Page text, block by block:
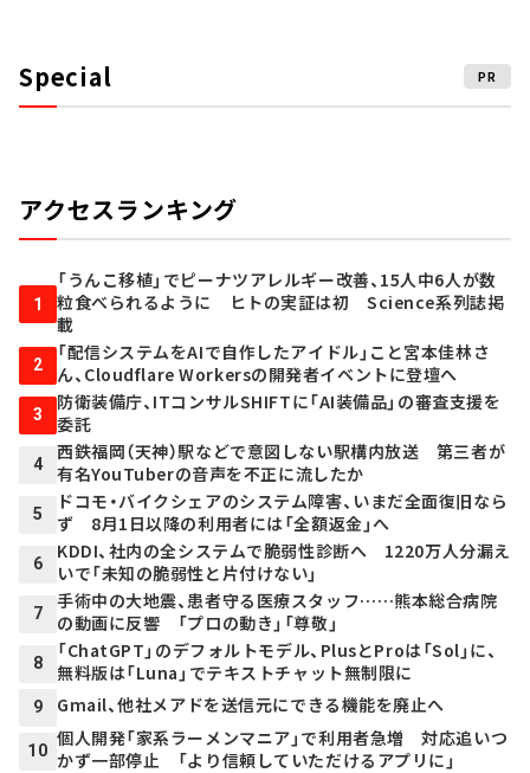
Special PR
アクセスランキング
1
「うんこ移植」でピーナツアレルギー改善、15人中6人が数
粒食べられるように ヒトの実証は初 Science系列誌掲
載
2
「配信システムをAIで自作したアイドル」こと宮本佳林さ
ん、Cloudflare Workersの開発者イベントに登壇へ
3
防衛装備庁、ITコンサルSHIFTに「AI装備品」の審査支援を
委託
4
西鉄福岡（天神）駅などで意図しない駅構内放送 第三者が
有名YouTuberの音声を不正に流したか
5
ドコモ・バイクシェアのシステム障害、いまだ全面復旧なら
ず 8月1日以降の利用者には「全額返金」へ
6
KDDI、社内の全システムで脆弱性診断へ 1220万人分漏え
いで「未知の脆弱性と片付けない」
7
手術中の大地震、患者守る医療スタッフ……熊本総合病院
の動画に反響 「プロの動き」「尊敬」
8
「ChatGPT」のデフォルトモデル、PlusとProは「Sol」に、
無料版は「Luna」でテキストチャット無制限に
9 Gmail、他社メアドを送信元にできる機能を廃止へ
10
個人開発「家系ラーメンマニア」で利用者急増 対応追いつ
かず一部停止 「より信頼していただけるアプリに」